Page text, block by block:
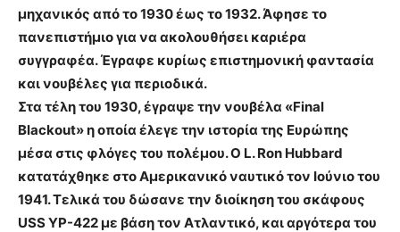
μηχανικός από το 1930 έως το 1932. Άφησε το
πανεπιστήμιο για να ακολουθήσει καριέρα
συγγραφέα. Έγραφε κυρίως επιστημονική φαντασία
και νουβέλες για περιοδικά.
Στα τέλη του 1930, έγραψε την νουβέλα «Final
Blackout» η οποία έλεγε την ιστορία της Ευρώπης
μέσα στις φλόγες του πολέμου. Ο L. Ron Hubbard
κατατάχθηκε στο Αμερικανικό ναυτικό τον Ιούνιο του
1941. Τελικά του δώσανε την διοίκηση του σκάφους
USS YP-422 με βάση τον Ατλαντικό, και αργότερα του